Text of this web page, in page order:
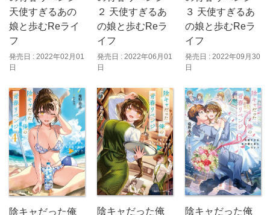
天使すぎるあの
娘と歩むReライ
フ
発売日 : 2022年02月01
日
２ 天使すぎるあ
の娘と歩むReラ
イフ
発売日 : 2022年06月01
日
３ 天使すぎるあ
の娘と歩むReラ
イフ
発売日 : 2022年09月30
日
陰キャだった俺 陰キャだった俺 陰キャだった俺